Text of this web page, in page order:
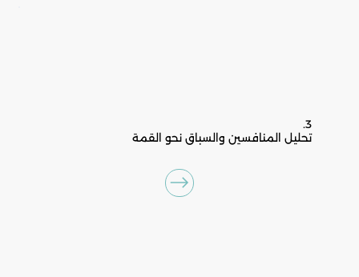
3.
تحليل المنافسين والسباق نحو القمة